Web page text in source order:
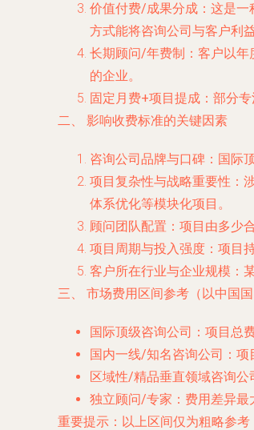
价值付费/成果分成 ：这是
方式能将咨询公司与客户利
长期顾问/年费制 ：客户以
的企业。
固定月费+项目提成 ：部分
二、 影响收费标准的关键因素
咨询公司品牌与口碑 ：国际
项目复杂性与战略重要性 ：
体系优化等模块化项目。
顾问团队配置 ：项目由多少
项目周期与投入强度 ：项目
客户所在行业与企业规模 ：
三、 市场费用区间参考（以中国国
国际顶级咨询公司 ：项目总
国内一线/知名咨询公司 ：
区域性/精品垂直领域咨询公
独立顾问/专家 ：费用差异
重要提示 ：以上区间仅为粗略参